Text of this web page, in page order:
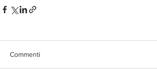
Commenti